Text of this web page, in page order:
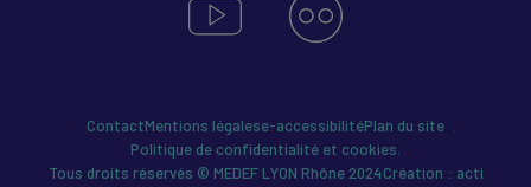
ContactMentions légalese-accessibilitéPlan du site
Politique de confidentialité et cookies.
Tous droits réservés © MEDEF LYON Rhône 2024Création : acti